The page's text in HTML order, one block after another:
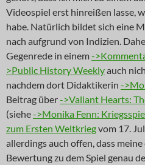
Videospiel erst hinreißen lasse,
habe. Natürlich bildet sich eine
nach aufgrund von Indizien.
Gegenrede in einem-
>Public History Weeklyauch
nachdem dort Didaktikerin -
Beitrag über->Valiant Hearts:
(siehe->Monika Fenn:
zum Ersten Weltkriegvom 17.
allerdings auch offen, dass
Bewertung zu dem Spiel genau